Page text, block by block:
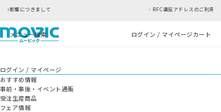
RFC違反アドレスのご利用について
メニュー検索 ログイン / マイページカート
ログイン / マイページ
おすすめ情報
事前・事後・イベント通販
受注生産商品
フェア情報